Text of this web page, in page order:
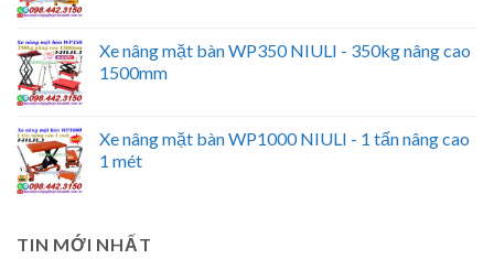
Xe nâng mặt bàn WP350 NIULI - 350kg nâng cao
1500mm
Xe nâng mặt bàn WP1000 NIULI - 1 tấn nâng cao
1 mét
TIN MỚI NHẤT